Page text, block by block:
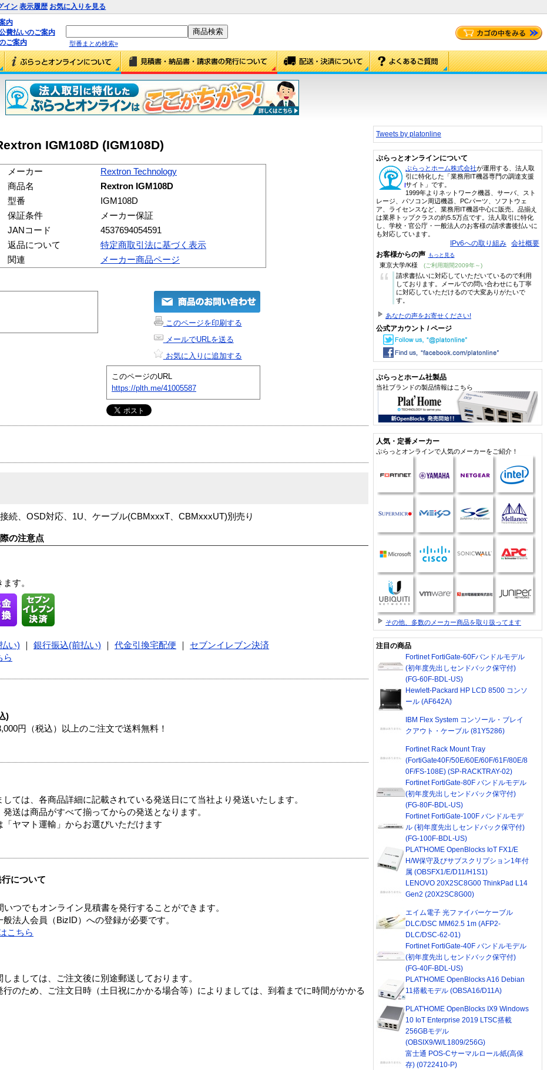
イン 表示履歴 お気に入りを見る
内
費払いのご案内
ご案内
型番まとめ検索»
IGM108D (IGM108D)
メーカー
Rextron Technology
商品名
Rextron IGM108D
型番
IGM108D
保証条件
メーカー保証
JANコード
4537694054591
返品について
特定商取引法に基づく表示
関連
メーカー商品ページ
このページを印刷する
メールでURLを送る
お気に入りに追加する
このページのURL
https://plth.me/41005587
続、OSD対応、1U、ケーブル(CBMxxxT、CBMxxxUT)別売り
の注意点
す。
い) 銀行振込(前払い) 代金引換宅配便
セブンイレブン決済
ら
)
円（税込）以上のご注文で送料無料！
ては、各商品詳細に記載されている発送日にて当社より発送いたします。
送は商品がすべて揃ってからの発送となります。
ヤマト運輸」からお選びいただけます
について
つでもオンライン見積書を発行することができます。
法人会員（BizID）への登録が必要です。
こちら
ましては、ご注文後に別途郵送しております。
のため、ご注文日時（土日祝にかかる場合等）によりましては、到着までに時間がかかる
Tweets by platonline
ぷらっとオンラインについて
ぷらっとホーム株式会社が運用する、法人取
引に特化した「業務用IT機器専門の調達支援
サイト」です。
1999年よりネットワーク機器、サーバ、スト
レージ、パソコン周辺機器、PCパーツ、ソフトウェ
ア、ライセンスなど、業務用IT機器中心に販売。品揃え
は業界トップクラスの約5.5万点です。法人取引に特化
し、学校・官公庁・一般法人のお客様の請求書後払いに
も対応しています。
IPv6への取り組み 会社概要
お客様からの声 もっと見る
東京大学/K様 (ご利用期間2009年～)
“
請求書払いに対応していただいているので利用
しております。メールでの問い合わせにも丁寧
に対応していただけるので大変ありがたいで
す。
あなたの声をお寄せください!
公式アカウント / ページ
ぷらっとホーム社製品
当社ブランドの製品情報はこちら
人気・定番メーカー
ぷらっとオンラインで人気のメーカーをご紹介！
その他、多数のメーカー商品を取り扱ってます
注目の商品
Fortinet FortiGate-60Fバンドルモデル
(初年度先出しセンドバック保守付)
(FG-60F-BDL-US)
Hewlett-Packard HP LCD 8500 コンソ
ール (AF642A)
IBM Flex System コンソール・ブレイ
クアウト・ケーブル (81Y5286)
Fortinet Rack Mount Tray
(FortiGate40F/50E/60E/60F/61F/80E/8
0F/FS-108E) (SP-RACKTRAY-02)
Fortinet FortiGate-80F バンドルモデル
(初年度先出しセンドバック保守付)
(FG-80F-BDL-US)
Fortinet FortiGate-100F バンドルモデ
ル (初年度先出しセンドバック保守付)
(FG-100F-BDL-US)
PLAT'HOME OpenBlocks IoT FX1/E
H/W保守及びサブスクリプション1年付
属 (OBSFX1/E/D11/H1S1)
LENOVO 20X2SC8G00 ThinkPad L14
Gen2 (20X2SC8G00)
エイム電子 光ファイバーケーブル
DLC/DSC MM62.5 1m (AFP2-
DLC/DSC-62-01)
Fortinet FortiGate-40F バンドルモデル
(初年度先出しセンドバック保守付)
(FG-40F-BDL-US)
PLAT'HOME OpenBlocks A16 Debian
11搭載モデル (OBSA16/D11A)
PLAT'HOME OpenBlocks IX9 Windows
10 IoT Enterprise 2019 LTSC搭載
256GBモデル
(OBSIX9/W/L1809/256G)
富士通 POS-Cサーマルロール紙(高保
存) (0722410-P)